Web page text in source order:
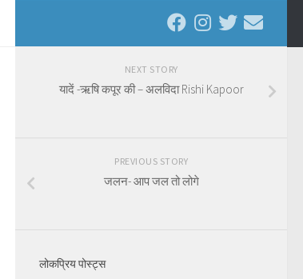
NEXT STORY
यादें -ऋषि कपूर की – अलविदा Rishi Kapoor
PREVIOUS STORY
जलन- आप जल तो लोगे
लोकप्रिय पोस्ट्स